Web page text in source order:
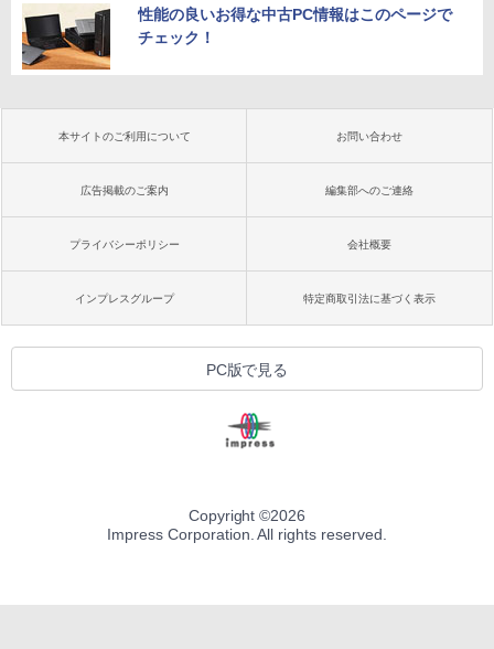
性能の良いお得な中古PC情報はこのページで
チェック！
本サイトのご利用について お問い合わせ
広告掲載のご案内 編集部へのご連絡
プライバシーポリシー 会社概要
インプレスグループ 特定商取引法に基づく表示
PC版で見る
Copyright ©2026
Impress Corporation. All rights reserved.